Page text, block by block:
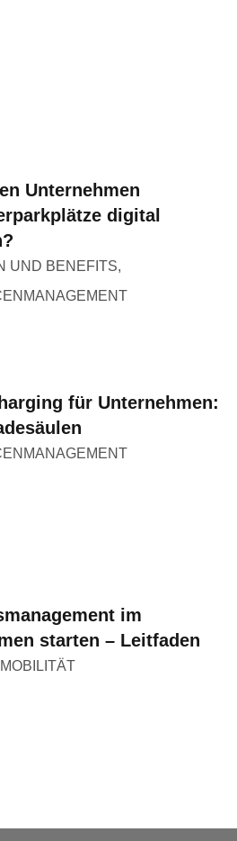
Unternehmen
digital
UND BENEFITS,
für Unternehmen:
im
starten – Leitfaden